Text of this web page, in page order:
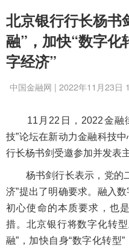
北京银行行长杨书
融”，加快“数字化
字经济”
中国金融网 | 2022年11月23日
11月22日，2022金融
技”论坛在新动力金融科技
行长杨书剑受邀参加并发表
杨书剑行长表示，党的二
济”提出了明确要求。融入
初心使命的本质要求，也
措。北京银行将数字化转
融”，加快自身“数字化转型